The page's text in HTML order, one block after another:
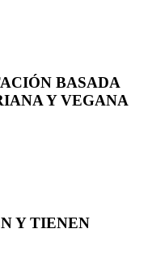
BASADA
Y VEGANA
Y TIENEN